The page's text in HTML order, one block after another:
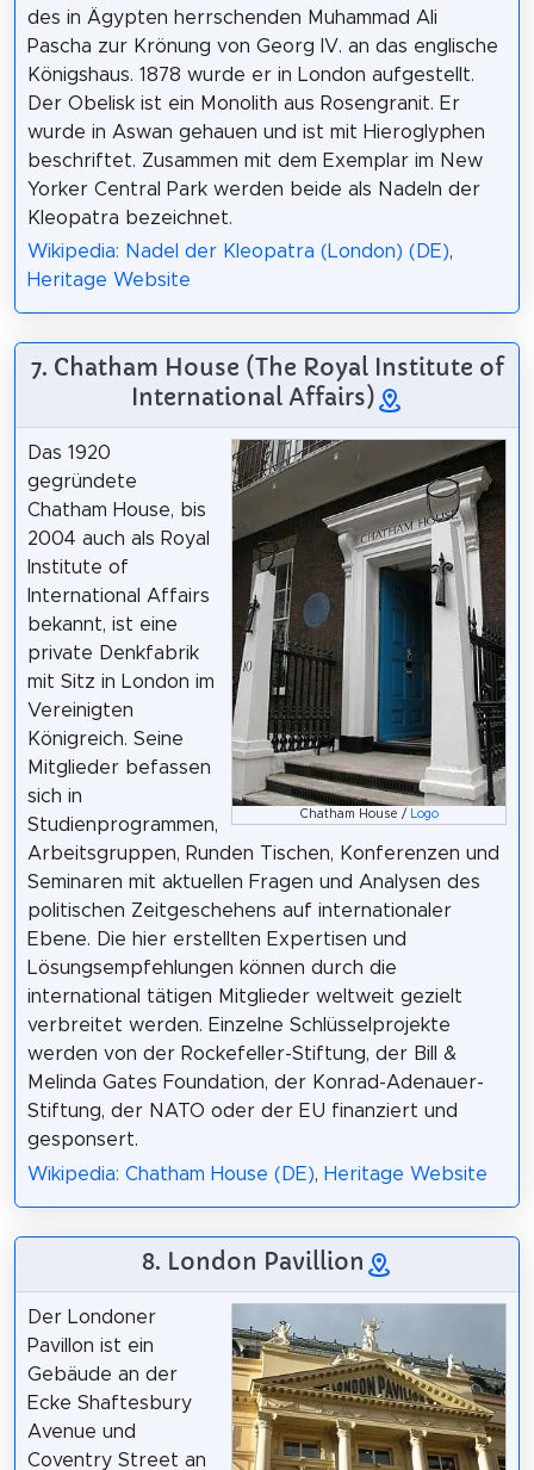
des in Ägypten herrschenden Muhammad Ali
Pascha zur Krönung von Georg IV. an das englische
Königshaus. 1878 wurde er in London aufgestellt.
Der Obelisk ist ein Monolith aus Rosengranit. Er
wurde in Aswan gehauen und ist mit Hieroglyphen
beschriftet. Zusammen mit dem Exemplar im New
Yorker Central Park werden beide als Nadeln der
Kleopatra bezeichnet.
Wikipedia: Nadel der Kleopatra (London) (DE),
Heritage Website
7. Chatham House (The Royal Institute of
International Affairs)
Chatham House / Logo
Das 1920
gegründete
Chatham House, bis
2004 auch als Royal
Institute of
International Affairs
bekannt, ist eine
private Denkfabrik
mit Sitz in London im
Vereinigten
Königreich. Seine
Mitglieder befassen
sich in
Studienprogrammen,
Arbeitsgruppen, Runden Tischen, Konferenzen und
Seminaren mit aktuellen Fragen und Analysen des
politischen Zeitgeschehens auf internationaler
Ebene. Die hier erstellten Expertisen und
Lösungsempfehlungen können durch die
international tätigen Mitglieder weltweit gezielt
verbreitet werden. Einzelne Schlüsselprojekte
werden von der Rockefeller-Stiftung, der Bill &
Melinda Gates Foundation, der Konrad-Adenauer-
Stiftung, der NATO oder der EU finanziert und
gesponsert.
Wikipedia: Chatham House (DE), Heritage Website
8. London Pavillion
Der Londoner
Pavillon ist ein
Gebäude an der
Ecke Shaftesbury
Avenue und
Coventry Street an